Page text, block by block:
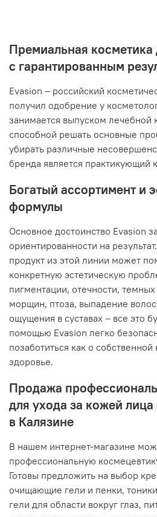
Премиальная косметика
с гарантированным
Evasion – российский
получил одобрение у
занимается выпуском лечебной
способной решать основные
убирать различные
бренда является практикующий
Богатый ассортимент и
формулы
Основное достоинство Evasion
ориентированности на
продукт из этой линии может
конкретную эстетическую
пигментации, отечности,
морщин, птоза, выпадение
ощущения в суставах – все это
помощью Evasion легко
позаботиться как о собственной
здоровье.
Продажа
для ухода за кожей
в Калязине
В нашем интернет-магазине
профессиональную
Готовы предложить на выбор
очищающие гели и пенки,
гели для области вокруг глаз,